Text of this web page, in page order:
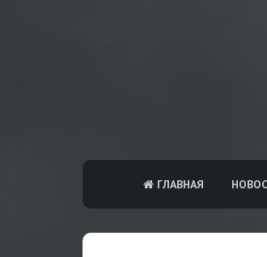
ГЛАВНАЯ